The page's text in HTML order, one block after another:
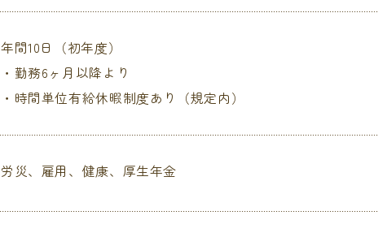
年間10日（初年度）
・勤務6ヶ月以降より
・時間単位有給休暇制度あり（規定内）
労災、雇用、健康、厚生年金